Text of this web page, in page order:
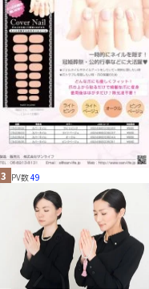
3 PV数49